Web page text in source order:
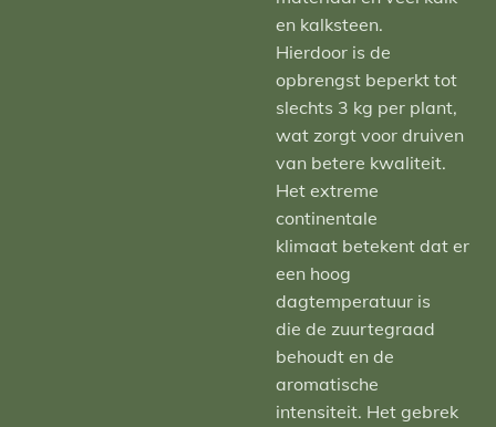
en kalksteen.
Hierdoor is de
opbrengst beperkt tot
slechts 3 kg per plant,
wat zorgt voor druiven
van betere kwaliteit.
Het extreme
continentale
klimaat betekent dat er
een hoog
dagtemperatuur is
die de zuurtegraad
behoudt en de
aromatische
intensiteit. Het gebrek